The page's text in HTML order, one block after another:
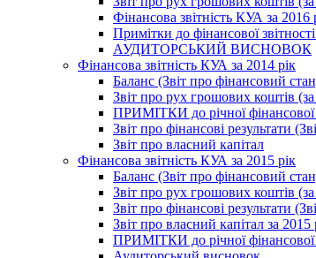
Фінансова звітність КУА за 2016
Примітки до фінансової
АУДИТОРСЬКИЙ ВИСНОВОК
Фінансова звітність КУА за 2014 рік
Баланс (Звіт про фінансовий
Звіт про рух грошових коштів
ПРИМІТКИ до річної фінансової
Звіт про фінансові результати
Звіт про власний капітал
Фінансова звітність КУА за 2015 рік
Баланс (Звіт про фінансовий
Звіт про рух грошових коштів
Звіт про фінансові результати
Звіт про власний капітал за 2015
ПРИМІТКИ до річної фінансової